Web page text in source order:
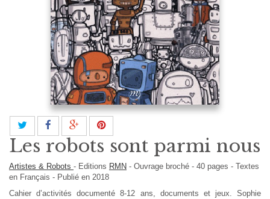
Les robots sont parmi nous
Artistes & Robots - Editions RMN - Ouvrage broché - 40 pages - Textes
en Français - Publié en 2018
Cahier d’activités documenté 8-12 ans, documents et jeux. Sophie